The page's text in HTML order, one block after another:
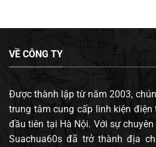
VỀ CÔNG TY
Được thành lập từ năm 2003,
trung tâm cung cấp linh kiện
đầu tiên tại Hà Nội. Với sự
Suachua60s đã trở thành địa